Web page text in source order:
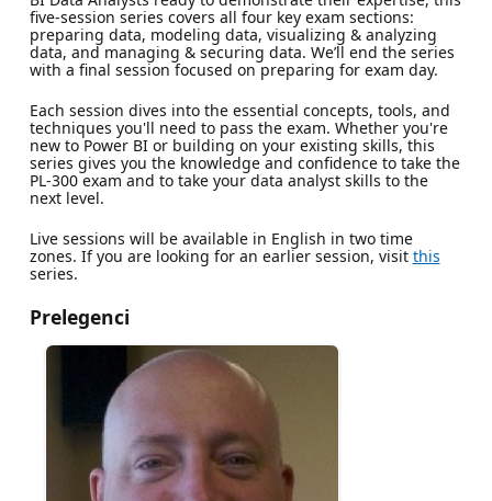
five-session series covers all four key exam sections:
preparing data, modeling data, visualizing & analyzing
data, and managing & securing data. We’ll end the series
with a final session focused on preparing for exam day.
Each session dives into the essential concepts, tools, and
techniques you'll need to pass the exam. Whether you're
new to Power BI or building on your existing skills, this
series gives you the knowledge and confidence to take the
PL-300 exam and to take your data analyst skills to the
next level.
Live sessions will be available in English in two time
zones. If you are looking for an earlier session, visit this
series.
Prelegenci